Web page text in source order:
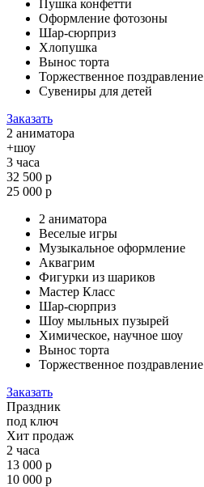
Пушка конфетти
Оформление фотозоны
Шар-сюрприз
Хлопушка
Вынос торта
Торжественное поздравление
Сувениры для детей
Заказать
2 аниматора
+шоу
3 часа
32 500 р
25 000 р
2 аниматора
Веселые игры
Музыкальное оформление
Аквагрим
Фигурки из шариков
Мастер Класс
Шар-сюрприз
Шоу мыльных пузырей
Химическое, научное шоу
Вынос торта
Торжественное поздравление
Заказать
Праздник
под ключ
Хит продаж
2 часа
13 000 р
10 000 р